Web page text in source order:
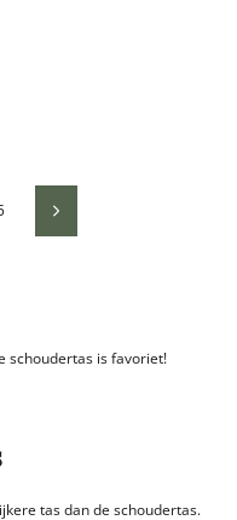
Volgende
schoudertas is favoriet!
tas dan de schoudertas.